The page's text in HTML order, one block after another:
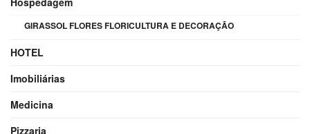
GIRASSOL FLORES FLORICULTURA E DECORAÇÃO
HOTEL
Imobiliárias
Medicina
Pizzaria